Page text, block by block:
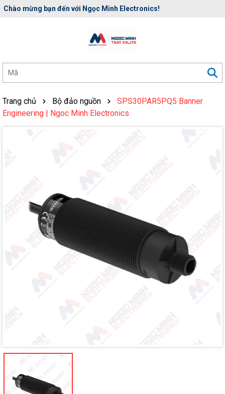
Rất nhiều ưu đãi và chương trình khuyến mãi đang chờ đợi bạn
Trang chủ Bộ đảo nguồn
SPS30PAR5PQ5 Banner
Engineering | Ngoc Minh Electronics